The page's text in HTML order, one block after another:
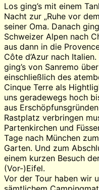
Los ging’s mit einem
Nacht zur „Ruhe vor
seiner Oma. Danach
Schweizer Alpen nach
aus dann in die
Côte d’Azur nach
ging’s von Sanremo
einschließlich des
Cinque Terre als
uns geradewegs hoch
aus
Rastplatz verbringen
Partenkirchen und
Tage nach München
Garten. Und zum
einem kurzen Besuch
(Vor-)Eifel.
Vor der Tour haben wir